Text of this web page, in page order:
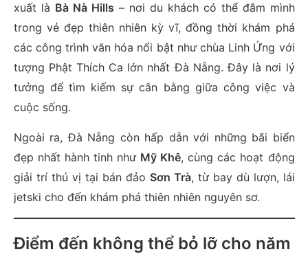
xuất là Bà Nà Hills – nơi du khách có thể đắm mình
trong vẻ đẹp thiên nhiên kỳ vĩ, đồng thời khám phá
các công trình văn hóa nổi bật như chùa Linh Ứng với
tượng Phật Thích Ca lớn nhất Đà Nẵng. Đây là nơi lý
tưởng để tìm kiếm sự cân bằng giữa công việc và
cuộc sống.
Ngoài ra, Đà Nẵng còn hấp dẫn với những bãi biển
đẹp nhất hành tinh như Mỹ Khê, cùng các hoạt động
giải trí thú vị tại bán đảo Sơn Trà, từ bay dù lượn, lái
jetski cho đến khám phá thiên nhiên nguyên sơ.
Điểm đến không thể bỏ lỡ cho năm